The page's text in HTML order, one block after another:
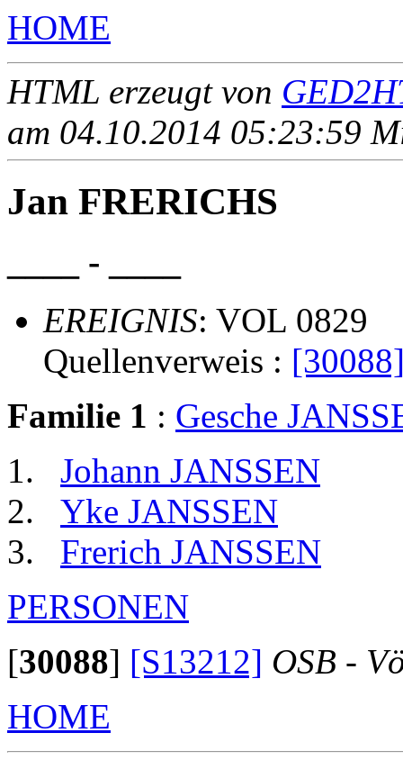
HOME
HTML erzeugt von
am 04.10.2014 05:23:59
Jan FRERICHS
____ - ____
EREIGNIS: VOL 0829
Quellenverweis :
Familie 1 : Gesche
Johann JANSSEN
Yke JANSSEN
Frerich JANSSEN
PERSONEN
[30088] [S13212] OSB -
HOME